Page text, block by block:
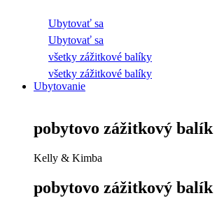
Ubytovať sa
Ubytovať sa
všetky zážitkové balíky
všetky zážitkové balíky
Ubytovanie
pobytovo zážitkový balík
Kelly & Kimba
pobytovo zážitkový balík